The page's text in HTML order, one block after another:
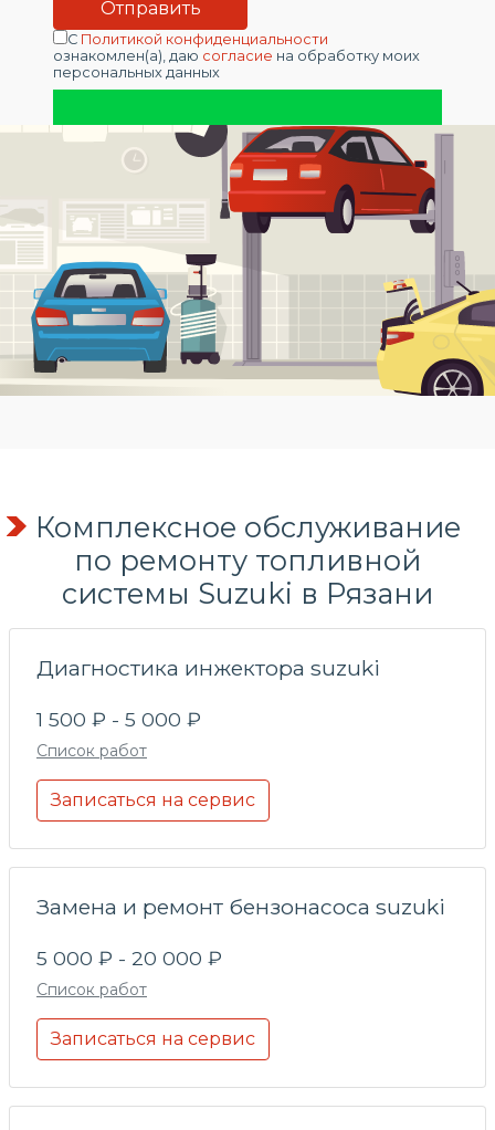
С Политикой конфиденциальности
ознакомлен(а), даю согласие на обработку моих
персональных данных
Комплексное обслуживание
по ремонту топливной
системы Suzuki в Рязани
Диагностика инжектора suzuki
1 500 ₽ - 5 000 ₽
Список работ
Записаться на сервис
Замена и ремонт бензонасоса suzuki
5 000 ₽ - 20 000 ₽
Список работ
Записаться на сервис